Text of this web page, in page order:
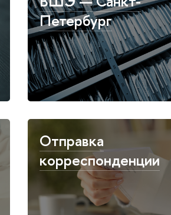
Петербург
Отправка
корреспонденции